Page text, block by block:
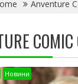
Anventure
Новини